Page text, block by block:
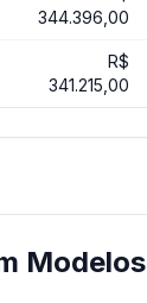
344.396,00
R$
341.215,00
Modelos